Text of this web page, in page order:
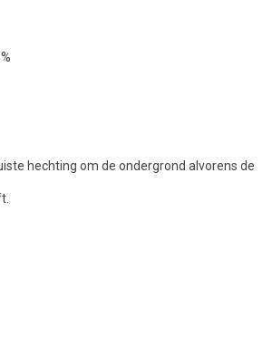
hechting om de ondergrond alvorens de